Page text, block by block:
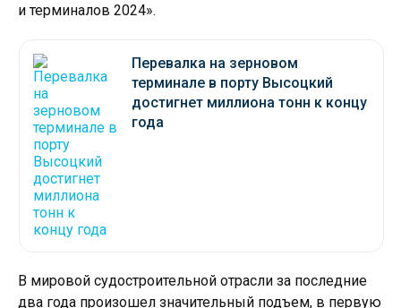
и терминалов 2024».
Перевалка на зерновом
терминале в порту Высоцкий
достигнет миллиона тонн к концу
года
В мировой судостроительной отрасли за последние
два года произошел значительный подъем, в первую